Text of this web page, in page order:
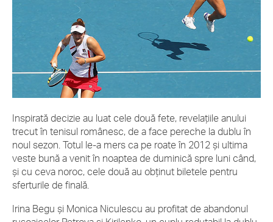
Inspirată decizie au luat cele două fete, revelaţiile anului
trecut în tenisul românesc, de a face pereche la dublu în
noul sezon. Totul le-a mers ca pe roate în 2012 şi ultima
veste bună a venit în noaptea de duminică spre luni când,
şi cu ceva noroc, cele două au obţinut biletele pentru
sferturile de finală.
Irina Begu şi Monica Niculescu au profitat de abandonul